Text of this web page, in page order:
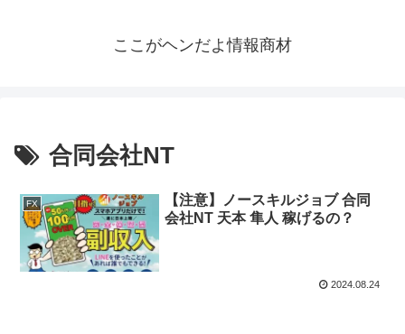
ここがヘンだよ情報商材
合同会社NT
FX
【注意】ノースキルジョブ 合同
会社NT 天本 隼人 稼げるの？
2024.08.24